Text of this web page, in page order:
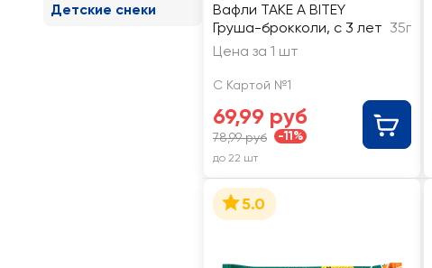
Детские снеки
Вафли TAKE A BITEY
Груша-брокколи, с 3 лет 35г
Цена за 1 шт
С Картой №1
69,99 руб
78,99 руб -11%
до 22 шт
5.0